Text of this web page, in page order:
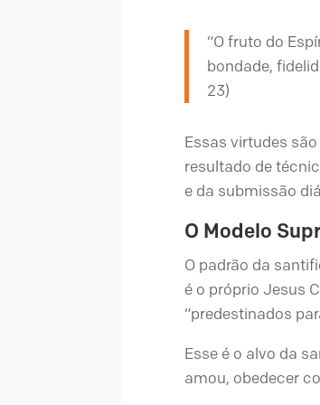
“O fruto do
bondade,
23)
Essas virtudes são
resultado de
e da submissão
O Modelo
O padrão da
é o próprio Jesus
“predestinados
Esse é o alvo da
amou, obedecer